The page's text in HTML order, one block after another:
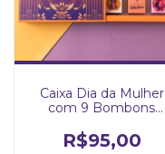
Caixa Dia da Mulher
com 9 Bombons
R$95,00